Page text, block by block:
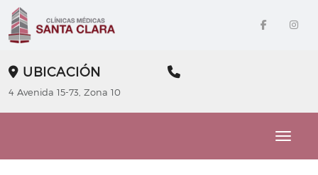
UBICACIÓN
4 Avenida 15-73, Zona 10